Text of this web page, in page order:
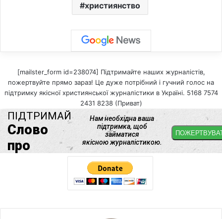
християнство
[mailster_form id=238074] Підтримайте наших журналістів,
пожертвуйте прямо зараз! Це дуже потрібний і гучний голос на
підтримку якісної християнської журналістики в Україні. 5168 7574
2431 8238 (Приват)